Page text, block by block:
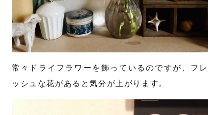
常々ドライフラワーを飾っているのですが、フレ
ッシュな花があると気分が上がります。